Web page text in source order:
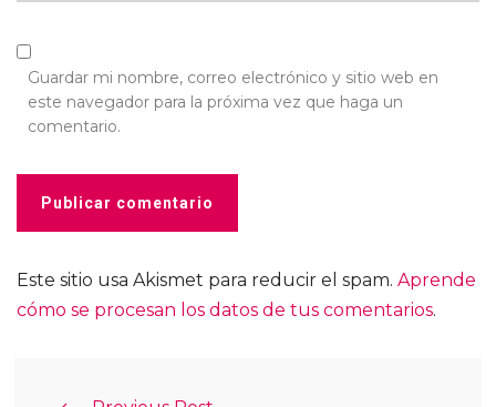
Guardar mi nombre, correo electrónico y sitio web en
este navegador para la próxima vez que haga un
comentario.
Este sitio usa Akismet para reducir el spam. Aprende
cómo se procesan los datos de tus comentarios.